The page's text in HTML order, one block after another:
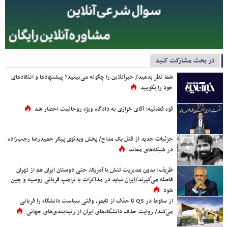
در بحث مشارکت کنید
شما نظر بدهید/ خبرآنلاین را چگونه می‌بینید؟ پیشنهادها و انتقادهای
خود را بگویید
قوه قضائیه: آقای خرازی به دادگاه ویژه روحانیت احضار شد
جزئیات جدید از قتل یک مداح/ پخش ویدئوی پیکر حمیدرضا رجب‌زاده
در شبکه‌های معاند
ظریف: بدون مدیریت تنش با آمریکا، حتی دوستان ایران هم از تهران
فاصله می‌گیرند/ایران نباید در مذاکرات با ترامپ قربانی روسیه و چین
شود
از سقوط در QS تا حذف از تایمز، وقتی سیاست دانشگاه را قربانی
می‌کند/ روایت حذف دانشگاه‌های ایران از رتبه‌بندی‌های جهانی